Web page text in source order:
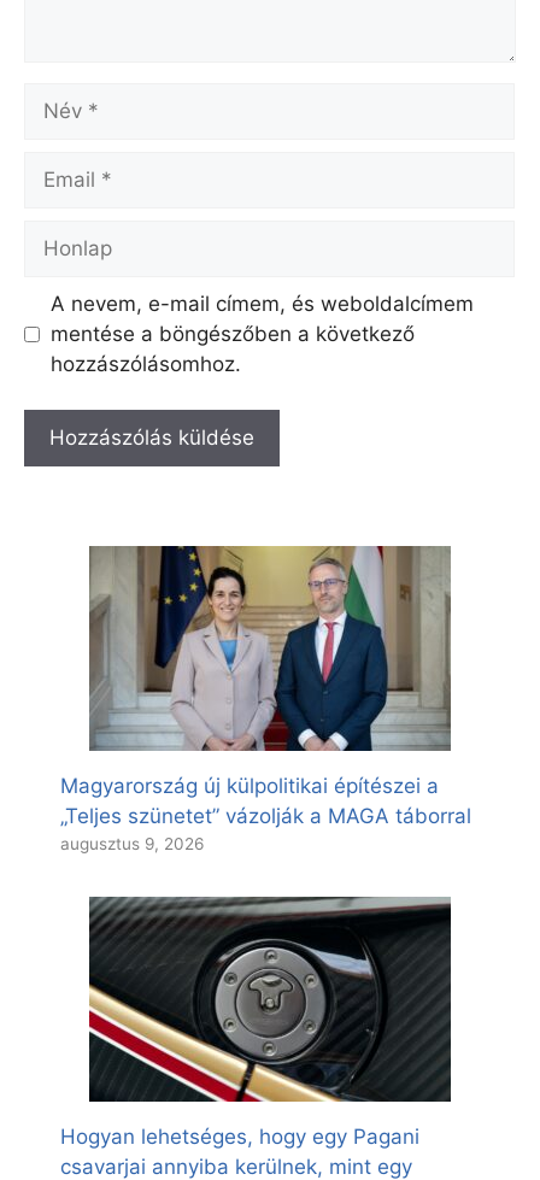
A nevem, e-mail címem, és weboldalcímem
mentése a böngészőben a következő
hozzászólásomhoz.
Magyarország új külpolitikai építészei a
„Teljes szünetet” vázolják a MAGA táborral
augusztus 9, 2026
Hogyan lehetséges, hogy egy Pagani
csavarjai annyiba kerülnek, mint egy